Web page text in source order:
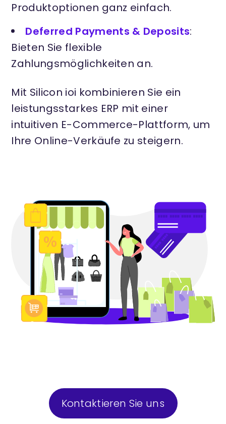
Produktoptionen ganz einfach.
Deferred Payments & Deposits:
Bieten Sie flexible
Zahlungsmöglichkeiten an.
Mit Silicon ioi kombinieren Sie ein
leistungsstarkes ERP mit einer
intuitiven E-Commerce-Plattform, um
Ihre Online-Verkäufe zu steigern.
Kontaktieren Sie uns